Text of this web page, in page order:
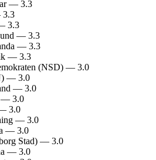
— 3.3
3.3
3.3
— 3.3
— 3.3
— 3.3
(NSD) — 3.0
— 3.0
— 3.0
— 3.0
3.0
— 3.0
— 3.0
Stad) — 3.0
— 3.0